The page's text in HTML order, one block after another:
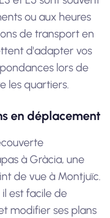
ou aux heures
de transport en
d'adapter vos
lors de
les quartiers.
en déplacement
à Gràcia, une
de vue à Montjuïc.
il est facile de
modifier ses plans